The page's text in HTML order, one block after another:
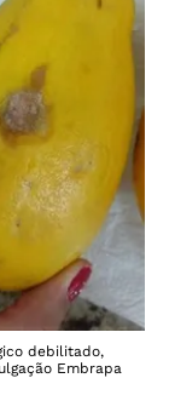
debilitado,
Embrapa